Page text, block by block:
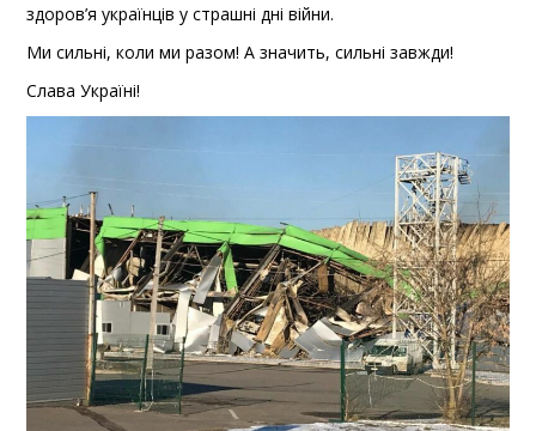
здоров’я українців у страшні дні війни.
Ми сильні, коли ми разом! А значить, сильні завжди!
Слава Україні!